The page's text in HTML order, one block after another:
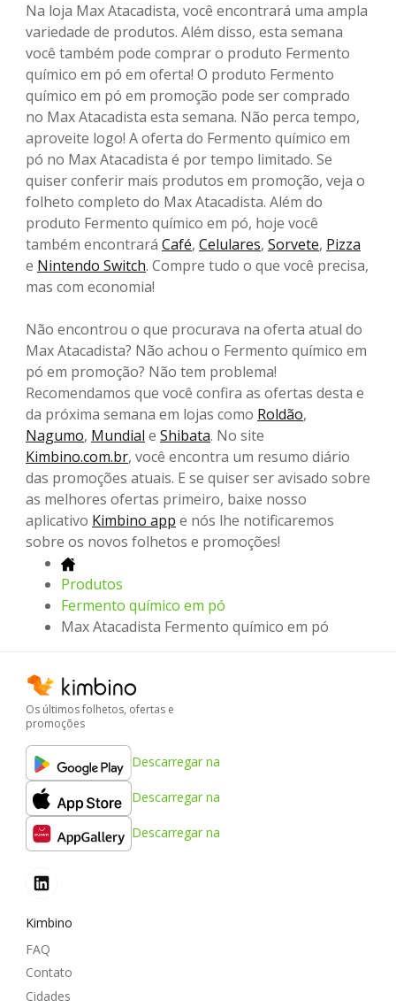
Na loja Max Atacadista, você encontrará uma ampla
variedade de produtos. Além disso, esta semana
você também pode comprar o produto Fermento
químico em pó em oferta! O produto Fermento
químico em pó em promoção pode ser comprado
no Max Atacadista esta semana. Não perca tempo,
aproveite logo! A oferta do Fermento químico em
pó no Max Atacadista é por tempo limitado. Se
quiser conferir mais produtos em promoção, veja o
folheto completo do Max Atacadista. Além do
produto Fermento químico em pó, hoje você
também encontrará Café, Celulares, Sorvete, Pizza
e Nintendo Switch. Compre tudo o que você precisa,
mas com economia!
Não encontrou o que procurava na oferta atual do
Max Atacadista? Não achou o Fermento químico em
pó em promoção? Não tem problema!
Recomendamos que você confira as ofertas desta e
da próxima semana em lojas como Roldão,
Nagumo, Mundial e Shibata. No site
Kimbino.com.br, você encontra um resumo diário
das promoções atuais. E se quiser ser avisado sobre
as melhores ofertas primeiro, baixe nosso
aplicativo Kimbino app e nós lhe notificaremos
sobre os novos folhetos e promoções!
Produtos
Fermento químico em pó
Max Atacadista Fermento químico em pó
Os últimos folhetos, ofertas e
promoções
Descarregar na
Descarregar na
Descarregar na
Kimbino
FAQ
Contato
Cidades